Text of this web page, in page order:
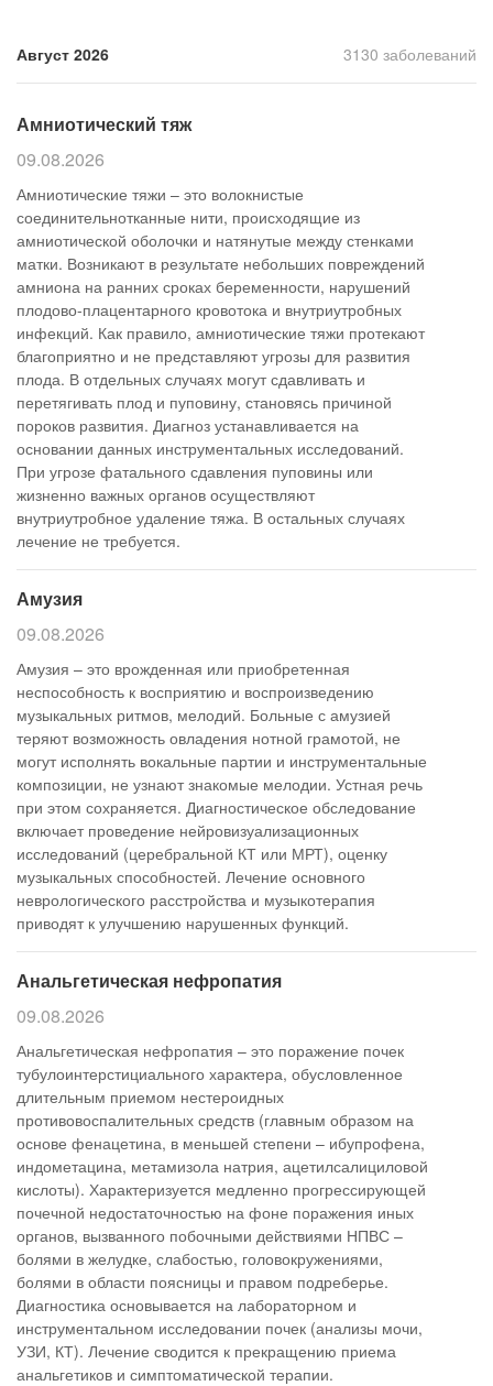
Август 2026 3130 заболеваний
Амниотический тяж
09.08.2026
Амниотические тяжи – это волокнистые
соединительнотканные нити, происходящие из
амниотической оболочки и натянутые между стенками
матки. Возникают в результате небольших повреждений
амниона на ранних сроках беременности, нарушений
плодово-плацентарного кровотока и внутриутробных
инфекций. Как правило, амниотические тяжи протекают
благоприятно и не представляют угрозы для развития
плода. В отдельных случаях могут сдавливать и
перетягивать плод и пуповину, становясь причиной
пороков развития. Диагноз устанавливается на
основании данных инструментальных исследований.
При угрозе фатального сдавления пуповины или
жизненно важных органов осуществляют
внутриутробное удаление тяжа. В остальных случаях
лечение не требуется.
Амузия
09.08.2026
Амузия – это врожденная или приобретенная
неспособность к восприятию и воспроизведению
музыкальных ритмов, мелодий. Больные с амузией
теряют возможность овладения нотной грамотой, не
могут исполнять вокальные партии и инструментальные
композиции, не узнают знакомые мелодии. Устная речь
при этом сохраняется. Диагностическое обследование
включает проведение нейровизуализационных
исследований (церебральной КТ или МРТ), оценку
музыкальных способностей. Лечение основного
неврологического расстройства и музыкотерапия
приводят к улучшению нарушенных функций.
Анальгетическая нефропатия
09.08.2026
Анальгетическая нефропатия – это поражение почек
тубулоинтерстициального характера, обусловленное
длительным приемом нестероидных
противовоспалительных средств (главным образом на
основе фенацетина, в меньшей степени – ибупрофена,
индометацина, метамизола натрия, ацетилсалициловой
кислоты). Характеризуется медленно прогрессирующей
почечной недостаточностью на фоне поражения иных
органов, вызванного побочными действиями НПВС –
болями в желудке, слабостью, головокружениями,
болями в области поясницы и правом подреберье.
Диагностика основывается на лабораторном и
инструментальном исследовании почек (анализы мочи,
УЗИ, КТ). Лечение сводится к прекращению приема
анальгетиков и симптоматической терапии.